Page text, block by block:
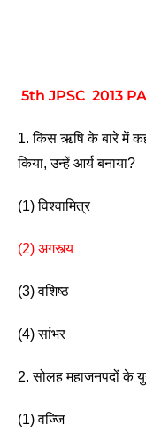
5th JPSC 2013
1. किस ऋषि के बारे में
किया, उन्हें आर्य बनाया?
(1)
(2) अगस्त्य
(3) वशिष्ठ
(4) सांभर
2. सोलह महाजनपदों के
(1) वज्जि